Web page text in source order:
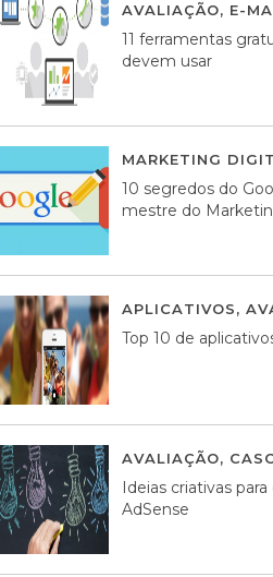
AVALIAÇÃO, E-
11 ferramentas
devem usar
MARKETING
10 segredos do
mestre do
APLICATIVOS,
Top 10 de
AVALIAÇÃO,
Ideias criativas
AdSense